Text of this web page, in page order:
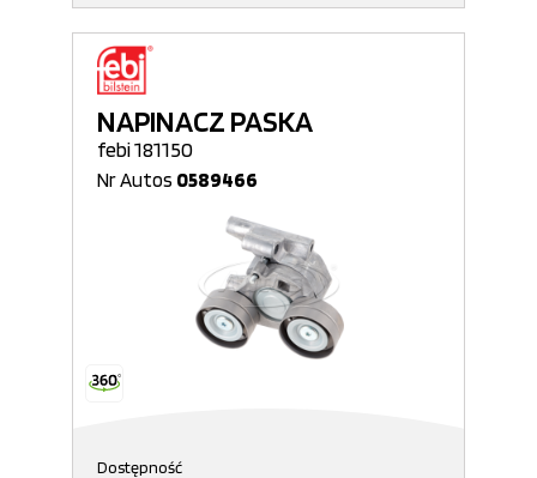
NAPINACZ PASKA
febi 181150
Nr Autos 0589466
Dostępność